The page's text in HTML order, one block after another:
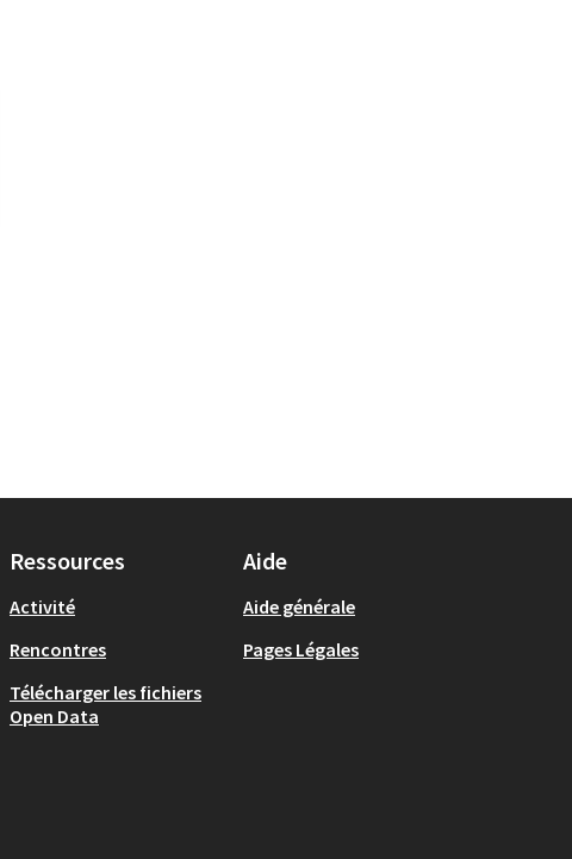
Ressources
Activité
Rencontres
Télécharger les fichiers
Open Data
Aide
Aide générale
Pages Légales